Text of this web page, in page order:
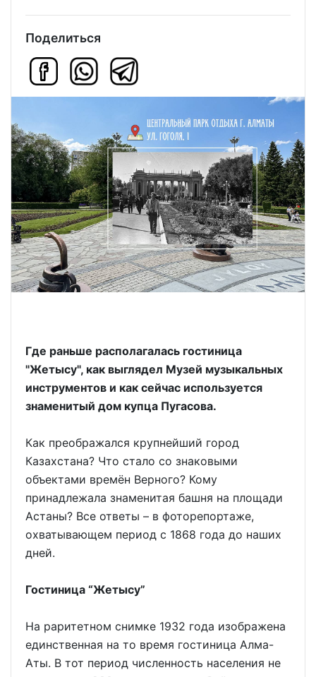
Поделиться
Где раньше располагалась гостиница
"Жетысу", как выглядел Музей музыкальных
инструментов и как сейчас используется
знаменитый дом купца Пугасова.
Как преображался крупнейший город
Казахстана? Что стало со знаковыми
объектами времён Верного? Кому
принадлежала знаменитая башня на площади
Астаны? Все ответы – в фоторепортаже,
охватывающем период с 1868 года до наших
дней.
Гостиница “Жетысу”
На раритетном снимке 1932 года изображена
единственная на то время гостиница Алма-
Аты. В тот период численность населения не